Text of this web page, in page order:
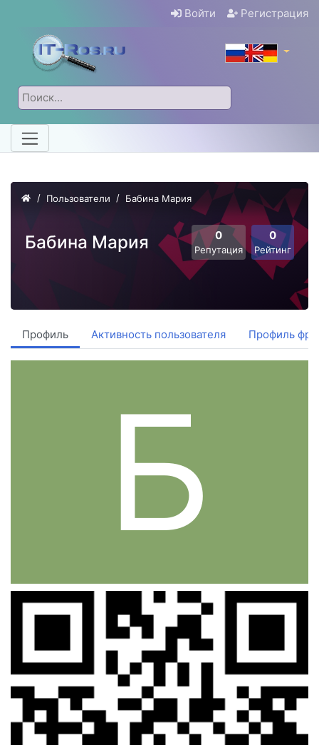
Войти Регистрация
Пользователи Бабина Мария
Бабина Мария 0
Репутация
0
Рейтинг
Профиль Активность пользователя Профиль
Б